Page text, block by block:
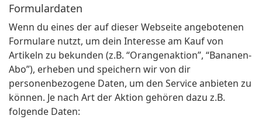
Formulardaten
Wenn du eines der auf dieser Webseite angebotenen
Formulare nutzt, um dein Interesse am Kauf von
Artikeln zu bekunden (z.B. “Orangenaktion”, “Bananen-
Abo”), erheben und speichern wir von dir
personenbezogene Daten, um den Service anbieten zu
können. Je nach Art der Aktion gehören dazu z.B.
folgende Daten: